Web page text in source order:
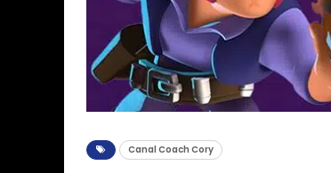
Canal Coach Cory